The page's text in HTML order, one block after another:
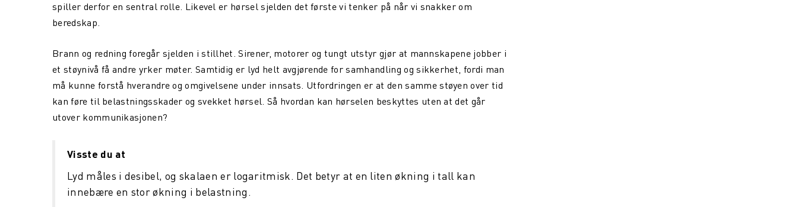
spiller derfor en sentral rolle. Likevel er hørsel sjelden det første vi tenker på når vi snakker om
beredskap.
Brann og redning foregår sjelden i stillhet. Sirener, motorer og tungt utstyr gjør at mannskapene jobber i
et støynivå få andre yrker møter. Samtidig er lyd helt avgjørende for samhandling og sikkerhet, fordi man
må kunne forstå hverandre og omgivelsene under innsats. Utfordringen er at den samme støyen over tid
kan føre til belastningsskader og svekket hørsel. Så hvordan kan hørselen beskyttes uten at det går
utover kommunikasjonen?
Visste du at
Lyd måles i desibel, og skalaen er logaritmisk. Det betyr at en liten økning i tall kan
innebære en stor økning i belastning.